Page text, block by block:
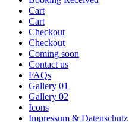
Cart
Cart
Checkout
Checkout
Coming soon
Contact us
FAQs
Gallery 01
Gallery 02
Icons
Impressum & Datenschutz